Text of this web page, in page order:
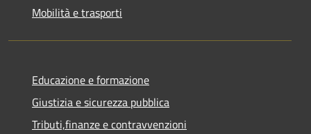
Mobilità e trasporti
Educazione e formazione
Giustizia e sicurezza pubblica
Tributi,finanze e contravvenzioni